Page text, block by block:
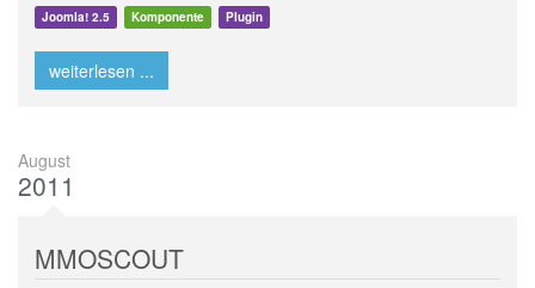
Joomla! 2.5 Komponente Plugin
weiterlesen ...
August
2011
MMOSCOUT